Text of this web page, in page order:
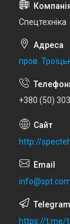
Спецтехніка
пров.
+380 (50)
http://
https://t.me/